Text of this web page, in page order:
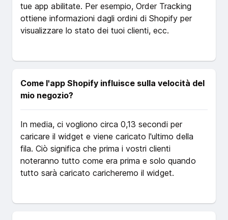
tue app abilitate. Per esempio, Order Tracking
ottiene informazioni dagli ordini di Shopify per
visualizzare lo stato dei tuoi clienti, ecc.
Come l'app Shopify influisce sulla velocità del
mio negozio?
In media, ci vogliono circa 0,13 secondi per
caricare il widget e viene caricato l'ultimo della
fila. Ciò significa che prima i vostri clienti
noteranno tutto come era prima e solo quando
tutto sarà caricato caricheremo il widget.